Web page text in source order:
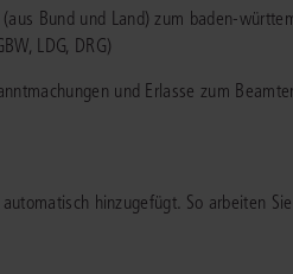
Steuerrecht
Online-Produktberater
Alle
Bund und Land) zum baden-
LDG, DRG)
und Erlasse zum
hinzugefügt. So arbeiten